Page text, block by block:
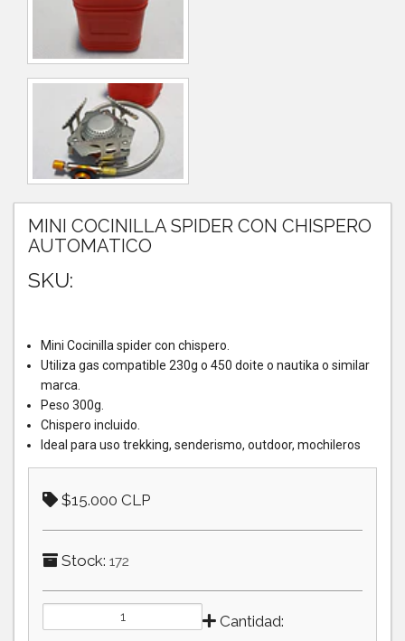
MINI COCINILLA SPIDER CON CHISPERO
AUTOMATICO
SKU:
Mini Cocinilla spider con chispero.
Utiliza gas compatible 230g o 450 doite o nautika o similar
marca.
Peso 300g.
Chispero incluido.
Ideal para uso trekking, senderismo, outdoor, mochileros
$15.000 CLP
Stock: 172
Cantidad: